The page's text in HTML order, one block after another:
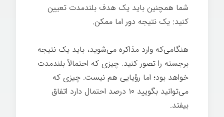
شما همچنین باید یک هدف بلندمدت تعیین
کنيد: یک نتیجه دور اما ممکن.
هنگامی‌که وارد مذاکره می‌شوید، باید یک نتیجه
برجسته را تصور کنيد. چیزی که احتمالاً بلندمدت
خواهد بود؛ اما رؤیایی هم نیست. چیزی که
می‌توانید بگویید ۱۰ درصد احتمال دارد اتفاق
بیفتد.